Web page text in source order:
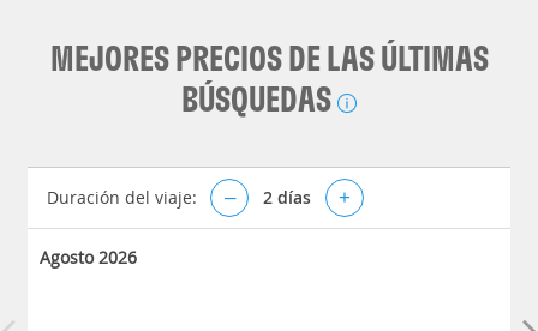
MEJORES PRECIOS DE LAS ÚLTIMAS
BÚSQUEDAS
Duración del viaje: – 2 días +
Agosto 2026